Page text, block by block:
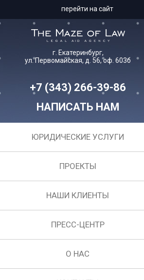
перейти на сайт
г. Екатеринбург,
ул. Первомайская, д. 56, оф. 603б
+7 (343) 266-39-86
НАПИСАТЬ НАМ
ЮРИДИЧЕСКИЕ УСЛУГИ
ПРОЕКТЫ
НАШИ КЛИЕНТЫ
ПРЕСС-ЦЕНТР
О НАС